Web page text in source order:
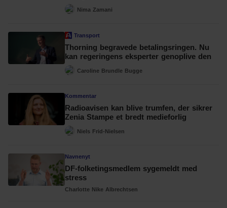
Nima Zamani
Transport
Thorning begravede betalingsringen. Nu
kan regeringens eksperter genoplive den
Caroline Brundle Bugge
Kommentar
Radioavisen kan blive trumfen, der sikrer
Zenia Stampe et bredt medieforlig
Niels Frid-Nielsen
Navnenyt
DF-folketingsmedlem sygemeldt med
stress
Charlotte Nike Albrechtsen